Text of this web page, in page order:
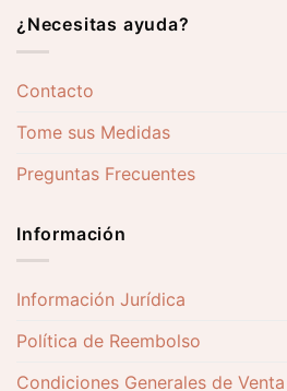
¿Necesitas ayuda?
Contacto
Tome sus Medidas
Preguntas Frecuentes
Información
Información Jurídica
Política de Reembolso
Condiciones Generales de Venta